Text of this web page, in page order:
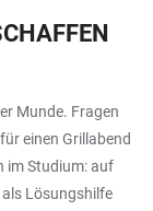
Munde. Fragen
einen Grillabend
im Studium: auf
Lösungshilfe